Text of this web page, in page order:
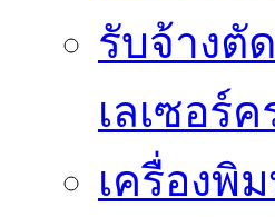
รับจ้างตั
เลเซอร์
เครื่องพิ